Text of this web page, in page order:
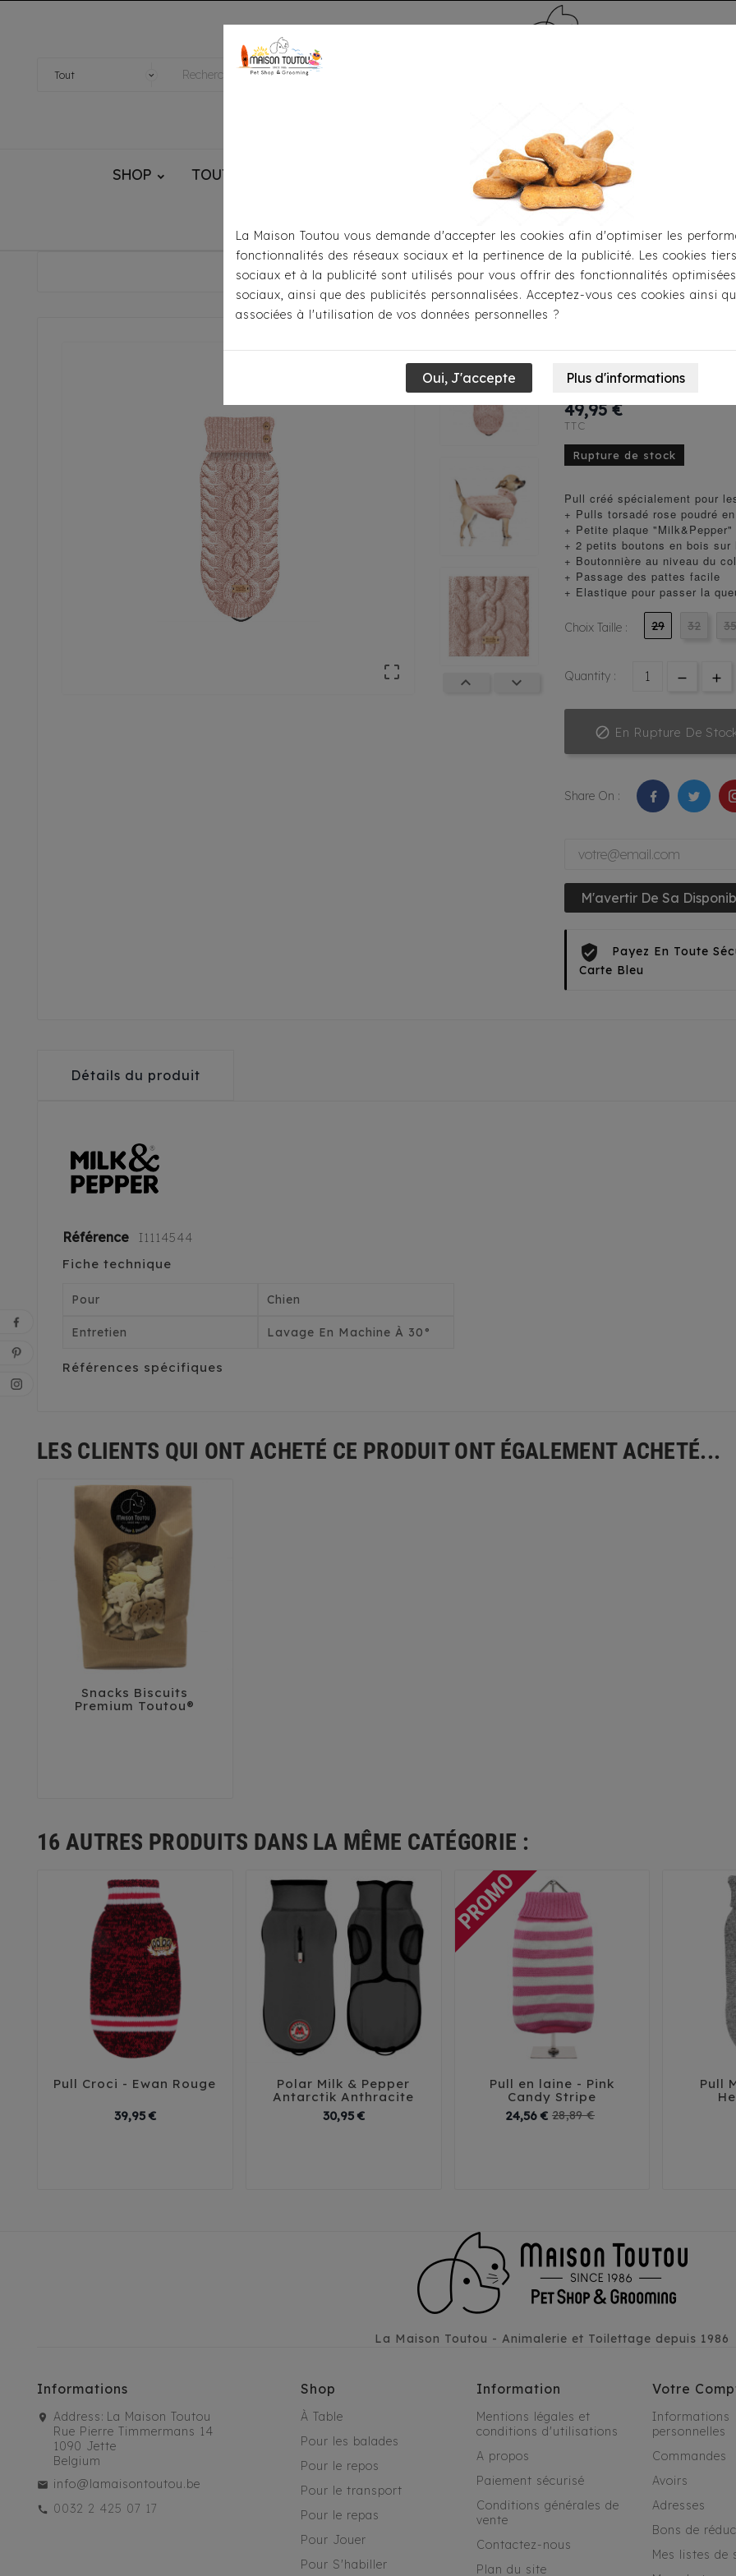
SHOP TOUTOU® HANDMADE MÉDAILLE - PET ID TAG TOILETTAGE
Accueil Pour S'habiller Pulls Pull Milk & Pepper Donovan

 
Pull Milk &
Rose
49,95 €
TTC
Rupture de stock
Pull créé spécialement pour
+ Pulls torsadé rose poudré
+ Petite plaque
+ 2 petits boutons en bois sur
+ Boutonnière au niveau du
+ Passage des pattes facile
+ Elastique pour passer la
Choix Taille : 29 32 35
Quantity :
 En Rupture De
Share On :
M'avertir De Sa
Payez En Toute
Carte Bleu
Détails du produit
Référence I1114544
Fiche technique
Pour Chien
Entretien Lavage En Machine À 30°
Références spécifiques
LES CLIENTS QUI ONT ACHETÉ CE PRODUIT ONT ÉGALEMENT ACHETÉ...
  
Snacks Biscuits
Premium Toutou®
16 AUTRES PRODUITS DANS LA MÊME CATÉGORIE :
Pull Croci - Ewan Rouge
39,95 €Prix
  
Polar Milk & Pepper
Antarctik Anthracite
30,95 €Prix
  
Pull en laine - Pink
Candy Stripe
24,56 € 28,89 €

Pull
La Maison Toutou - Animalerie et Toilettage depuis 1986
Informations
Address: La Maison Toutou
Rue Pierre Timmermans 14
1090 Jette
Belgium
info@lamaisontoutou.be
0032 2 425 07 17
Shop
À Table
Pour les balades
Pour le repos
Pour le transport
Pour le repas
Pour Jouer
Pour S'habiller
Information
Mentions légales et
conditions d'utilisations
A propos
Paiement sécurisé
Conditions générales de
vente
Contactez-nous
Plan du site
Votre
Informations
personnelles
Commandes
Avoirs
Adresses
Bons de
Mes listes de
La Maison Toutou vous demande d'accepter les cookies afin d'optimiser les
fonctionnalités des réseaux sociaux et la pertinence de la publicité. Les cookies
sociaux et à la publicité sont utilisés pour vous offrir des fonctionnalités
sociaux, ainsi que des publicités personnalisées. Acceptez-vous ces cookies ainsi
associées à l'utilisation de vos données personnelles ?